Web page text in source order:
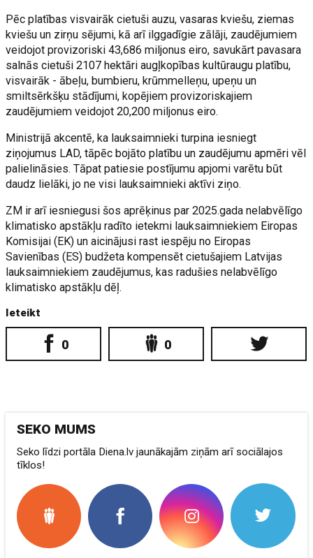
Pēc platības visvairāk cietuši auzu, vasaras kviešu, ziemas
kviešu un zirņu sējumi, kā arī ilggadīgie zālāji, zaudējumiem
veidojot provizoriski 43,686 miljonus eiro, savukārt pavasara
salnās cietuši 2107 hektāri augļkopības kultūraugu platību,
visvairāk - ābeļu, bumbieru, krūmmelleņu, upeņu un
smiltsērkšķu stādījumi, kopējiem provizoriskajiem
zaudējumiem veidojot 20,200 miljonus eiro.
Ministrijā akcentē, ka lauksaimnieki turpina iesniegt
ziņojumus LAD, tāpēc bojāto platību un zaudējumu apmēri vēl
palielināsies. Tāpat patiesie postījumu apjomi varētu būt
daudz lielāki, jo ne visi lauksaimnieki aktīvi ziņo.
ZM ir arī iesniegusi šos aprēķinus par 2025.gada nelabvēlīgo
klimatisko apstākļu radīto ietekmi lauksaimniekiem Eiropas
Komisijai (EK) un aicinājusi rast iespēju no Eiropas
Savienības (ES) budžeta kompensēt cietušajiem Latvijas
lauksaimniekiem zaudējumus, kas radušies nelabvēlīgo
klimatisko apstākļu dēļ.
Ieteikt
0 0
SEKO MUMS
Seko līdzi portāla Diena.lv jaunākajām ziņām arī sociālajos
tīklos!